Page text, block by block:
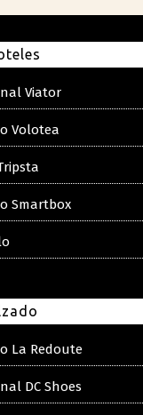
Viator
Volotea
Smartbox
La Redoute
DC Shoes